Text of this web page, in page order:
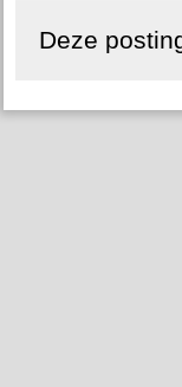
Deze